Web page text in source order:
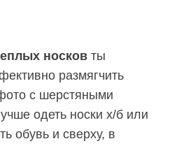
носков ты
размягчить
с шерстяными
одеть носки х/б или
обувь и сверху, в